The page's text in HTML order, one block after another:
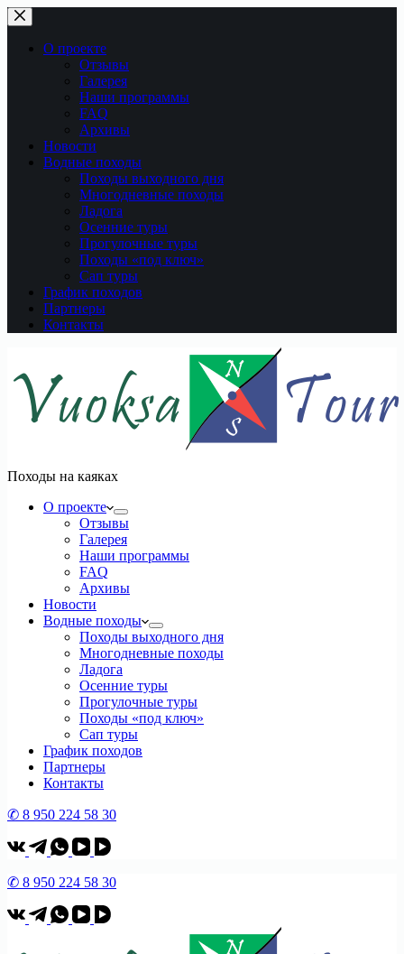
Перейти
к
сути
О проекте
Отзывы
Галерея
Наши программы
FAQ
Архивы
Новости
Водные походы
Походы выходного дня
Многодневные походы
Ладога
Осенние туры
Прогулочные туры
Походы «под ключ»
Сап туры
График походов
Партнеры
Контакты
Походы на каяках
О проекте
Отзывы
Галерея
Наши программы
FAQ
Архивы
Новости
Водные походы
Походы выходного дня
Многодневные походы
Ладога
Осенние туры
Прогулочные туры
Походы «под ключ»
Сап туры
График походов
Партнеры
Контакты
✆ 8 950 224 58 30
✆ 8 950 224 58 30